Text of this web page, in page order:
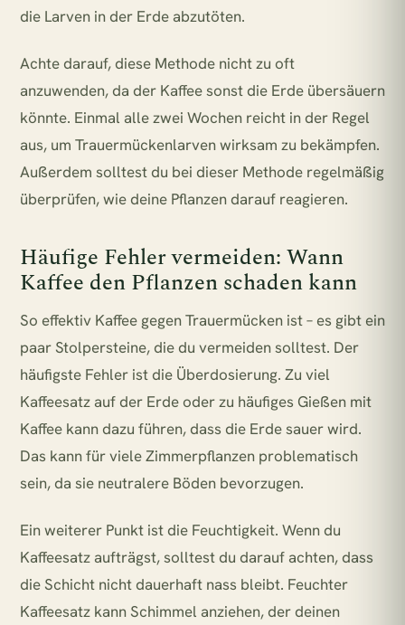
die Larven in der Erde abzutöten.
Achte darauf, diese Methode nicht zu oft
anzuwenden, da der Kaffee sonst die Erde übersäuern
könnte. Einmal alle zwei Wochen reicht in der Regel
aus, um Trauermückenlarven wirksam zu bekämpfen.
Außerdem solltest du bei dieser Methode regelmäßig
überprüfen, wie deine Pflanzen darauf reagieren.
Häufige Fehler vermeiden: Wann
Kaffee den Pflanzen schaden kann
So effektiv Kaffee gegen Trauermücken ist – es gibt ein
paar Stolpersteine, die du vermeiden solltest. Der
häufigste Fehler ist die Überdosierung. Zu viel
Kaffeesatz auf der Erde oder zu häufiges Gießen mit
Kaffee kann dazu führen, dass die Erde sauer wird.
Das kann für viele Zimmerpflanzen problematisch
sein, da sie neutralere Böden bevorzugen.
Ein weiterer Punkt ist die Feuchtigkeit. Wenn du
Kaffeesatz aufträgst, solltest du darauf achten, dass
die Schicht nicht dauerhaft nass bleibt. Feuchter
Kaffeesatz kann Schimmel anziehen, der deinen